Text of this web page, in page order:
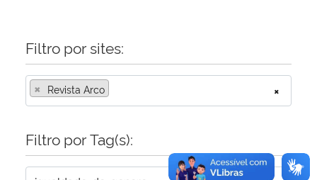
Filtro por sites:
×
× Revista Arco
Filtro por Tag(s):